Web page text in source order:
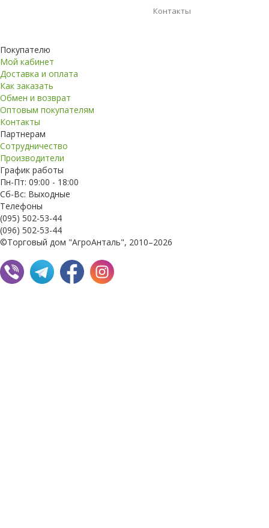
Контакты
Покупателю
Мой кабинет
Доставка и оплата
Как заказать
Обмен и возврат
Оптовым покупателям
Контакты
Партнерам
Сотрудничество
Производители
График работы
Пн-Пт: 09:00 - 18:00
Сб-Вс: Выходные
Телефоны
(095) 502-53-44
(096) 502-53-44
©Торговый дом "АгроАнталь", 2010–2026